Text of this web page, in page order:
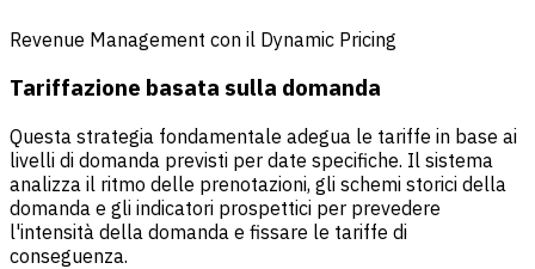
Revenue Management con il Dynamic Pricing
Tariffazione basata sulla domanda
Questa strategia fondamentale adegua le tariffe in base ai
livelli di domanda previsti per date specifiche. Il sistema
analizza il ritmo delle prenotazioni, gli schemi storici della
domanda e gli indicatori prospettici per prevedere
l'intensità della domanda e fissare le tariffe di
conseguenza.